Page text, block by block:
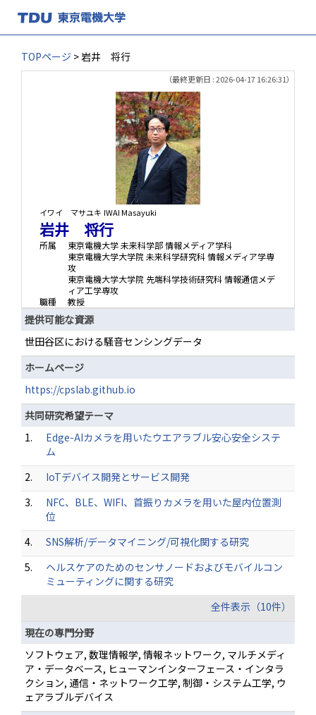
TOPページ > 岩井 将行
（最終更新日 : 2026-04-17 16:26:31）
イワイ マサユキ IWAI Masayuki
岩井 将行
所属
東京電機大学 未来科学部 情報メディア学科
東京電機大学大学院 未来科学研究科 情報メディア学専
攻
東京電機大学大学院 先端科学技術研究科 情報通信メデ
ィア工学専攻
職種
教授
提供可能な資源
世田谷区における騒音センシングデータ
ホームページ
https://cpslab.github.io
共同研究希望テーマ
1.
Edge-AIカメラを用いたウエアラブル安心安全システ
ム
2.
IoTデバイス開発とサービス開発
3.
NFC、BLE、WIFI、首振りカメラを用いた屋内位置測
位
4.
SNS解析/データマイニング/可視化関する研究
5.
ヘルスケアのためのセンサノードおよびモバイルコン
ミューティングに関する研究
全件表示（10件）
現在の専門分野
ソフトウェア, 数理情報学, 情報ネットワーク, マルチメディ
ア・データベース, ヒューマンインターフェース・インタラ
クション, 通信・ネットワーク工学, 制御・システム工学, ウ
ェアラブルデバイス